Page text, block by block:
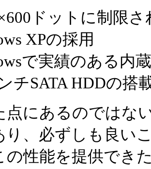
ドットに制限
XPの採用
で実績のある内
チSATA HDDの搭
点にあるのではな
り、必ずしも良い
の性能を提供でき